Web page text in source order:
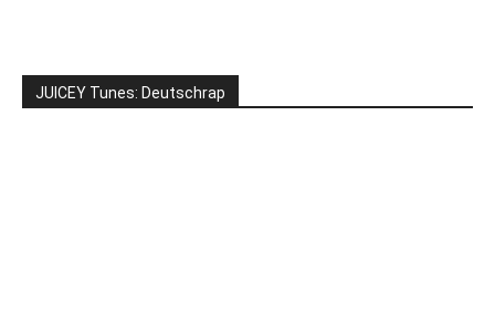
JUICEY Tunes: Deutschrap